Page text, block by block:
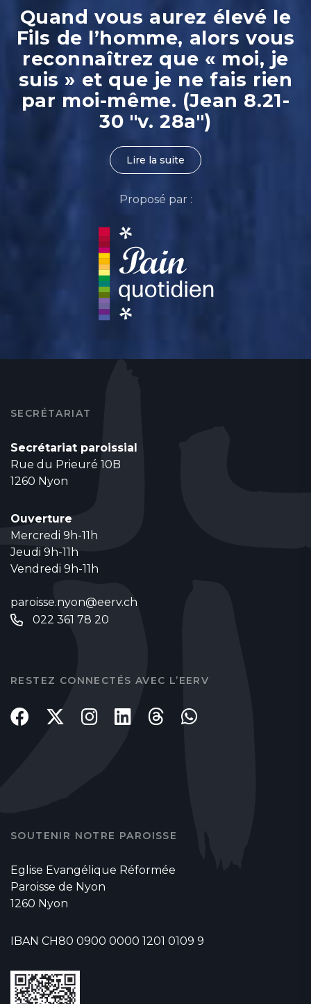
Quand vous aurez élevé le
Fils de l’homme, alors vous
reconnaîtrez que « moi, je
suis » et que je ne fais rien
par moi-même. (Jean 8.21-
30 "v. 28a")
Lire la suite
Proposé par :
SECRÉTARIAT
Secrétariat paroissial
Rue du Prieuré 10B
1260 Nyon
Ouverture
Mercredi 9h-11h
Jeudi 9h-11h
Vendredi 9h-11h
paroisse.nyon@eerv.ch
022 361 78 20
RESTEZ CONNECTÉS AVEC L’EERV
SOUTENIR NOTRE PAROISSE
Eglise Evangélique Réformée
Paroisse de Nyon
1260 Nyon
IBAN CH80 0900 0000 1201 0109 9